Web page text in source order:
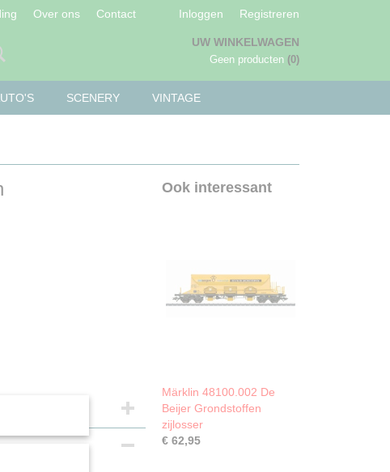
Over ons Contact Inloggen Registreren
UW WINKELWAGEN
Geen producten (0)
SCENERY VINTAGE
Ook interessant
Märklin 48100.002 De
Beijer Grondstoffen
zijlosser
€ 62,95